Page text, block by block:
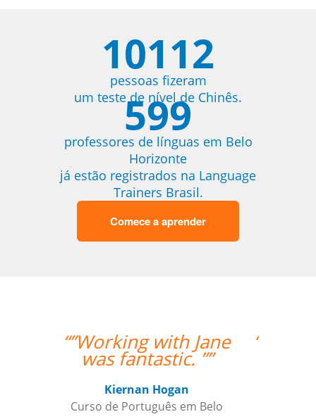
10112
pessoas fizeram
um teste de nível de Chinês.
599
professores de línguas em Belo
Horizonte
já estão registrados na Language
Trainers Brasil.
Comece a aprender
“”I am very happy with
Jane, I love our
Roland Tschanz